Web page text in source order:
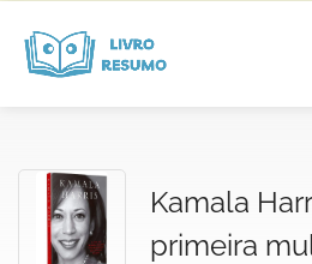
Kamala
primeira